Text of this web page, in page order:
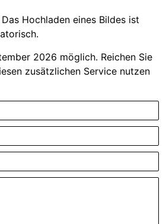
Hochladen eines Bildes ist
2026 möglich. Reichen Sie
zusätzlichen Service nutzen